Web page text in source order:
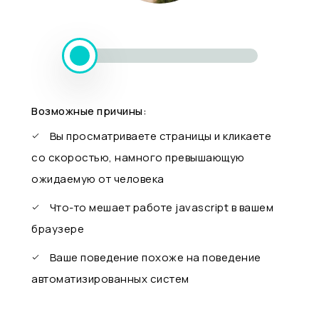
Возможные причины:
Вы просматриваете страницы и кликаете
со скоростью, намного превышающую
ожидаемую от человека
Что-то мешает работе javascript в вашем
браузере
Ваше поведение похоже на поведение
автоматизированных систем